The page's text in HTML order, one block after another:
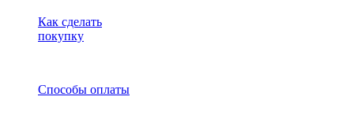
Как сделать
покупку
Способы оплаты